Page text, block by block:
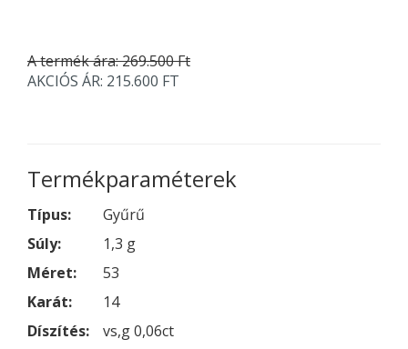
A termék ára: 269.500 Ft
AKCIÓS ÁR: 215.600 FT
Termékparaméterek
Típus:
Gyűrű
Súly:
1,3 g
Méret:
53
Karát:
14
Díszítés:
vs,g 0,06ct